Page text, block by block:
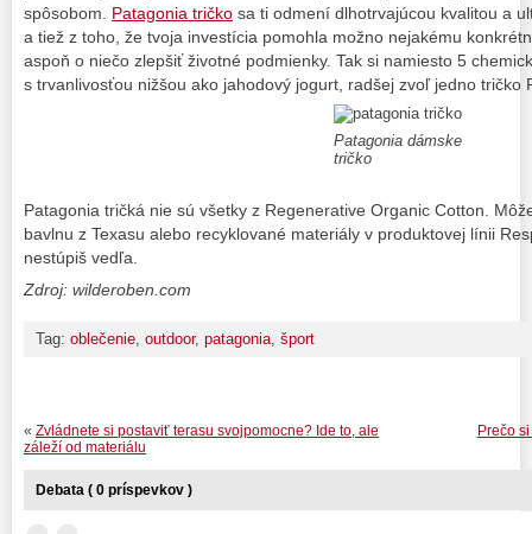
spôsobom. Patagonia tričko sa ti odmení dlhotrvajúcou kvalitou a
a tiež z toho, že tvoja investícia pomohla možno nejakému
aspoň o niečo zlepšiť životné podmienky. Tak si namiesto 5
s trvanlivosťou nižšou ako jahodový jogurt, radšej zvoľ jedno tričko
Patagonia dámske
tričko
Patagonia tričká nie sú všetky z Regenerative Organic Cotton.
bavlnu z Texasu alebo recyklované materiály v produktovej línii
nestúpiš vedľa.
Zdroj: wilderoben.com
Tag: oblečenie outdoor, patagonia šport
Prečo
« Zvládnete si postaviť terasu svojpomocne? Ide to, ale
záleží od materiálu
Debata ( 0 príspevkov )